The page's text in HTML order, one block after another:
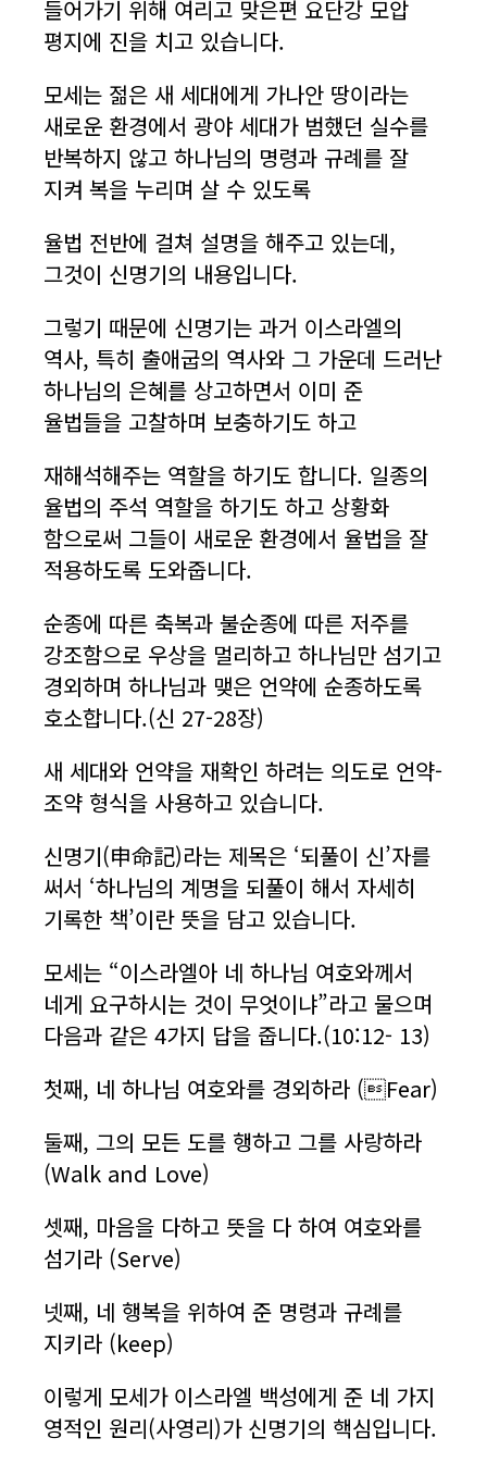
들어가기 위해 여리고 맞은편 요단강 모압
평지에 진을 치고 있습니다.
모세는 젊은 새 세대에게 가나안 땅이라는
새로운 환경에서 광야 세대가 범했던 실수를
반복하지 않고 하나님의 명령과 규례를 잘
지켜 복을 누리며 살 수 있도록
율법 전반에 걸쳐 설명을 해주고 있는데,
그것이 신명기의 내용입니다.
그렇기 때문에 신명기는 과거 이스라엘의
역사, 특히 출애굽의 역사와 그 가운데 드러난
하나님의 은혜를 상고하면서 이미 준
율법들을 고찰하며 보충하기도 하고
재해석해주는 역할을 하기도 합니다. 일종의
율법의 주석 역할을 하기도 하고 상황화
함으로써 그들이 새로운 환경에서 율법을 잘
적용하도록 도와줍니다.
순종에 따른 축복과 불순종에 따른 저주를
강조함으로 우상을 멀리하고 하나님만 섬기고
경외하며 하나님과 맺은 언약에 순종하도록
호소합니다.(신 27-28장)
새 세대와 언약을 재확인 하려는 의도로 언약-
조약 형식을 사용하고 있습니다.
신명기(申命記)라는 제목은 ‘되풀이 신’자를
써서 ‘하나님의 계명을 되풀이 해서 자세히
기록한 책’이란 뜻을 담고 있습니다.
모세는 “이스라엘아 네 하나님 여호와께서
네게 요구하시는 것이 무엇이냐”라고 물으며
다음과 같은 4가지 답을 줍니다.(10:12- 13)
첫째, 네 하나님 여호와를 경외하라 (Fear)
둘째, 그의 모든 도를 행하고 그를 사랑하라
(Walk and Love)
셋째, 마음을 다하고 뜻을 다 하여 여호와를
섬기라 (Serve)
넷째, 네 행복을 위하여 준 명령과 규례를
지키라 (keep)
이렇게 모세가 이스라엘 백성에게 준 네 가지
영적인 원리(사영리)가 신명기의 핵심입니다.